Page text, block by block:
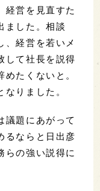
経営を見直すた
ました。相談
、経営を若いメ
して社長を説得
たくないと。
りました。
議題にあがって
るならと日出彦
らの強い説得に